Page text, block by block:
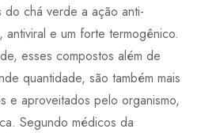
chá verde a ação anti-
antiviral e um forte termogênico.
esses compostos além de
quantidade, são também mais
e aproveitados pelo organismo,
Segundo médicos da